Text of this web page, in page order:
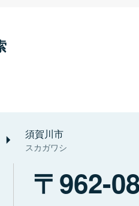
須賀川市
スカガワシ
962-